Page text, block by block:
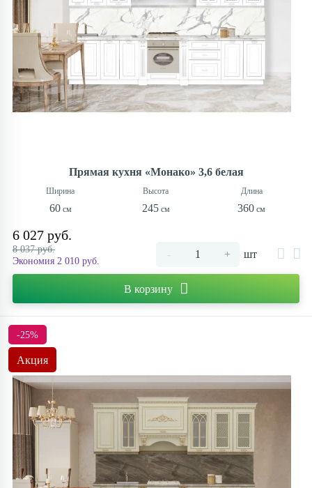
Прямая кухня «Монако» 3,6 белая
60 245 360
6 027 руб.
8 037 руб.
Экономия 2 010 руб.
- + шт
В корзину
-25%
Акция